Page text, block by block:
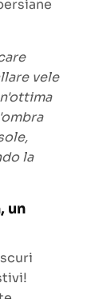
vele
la
un